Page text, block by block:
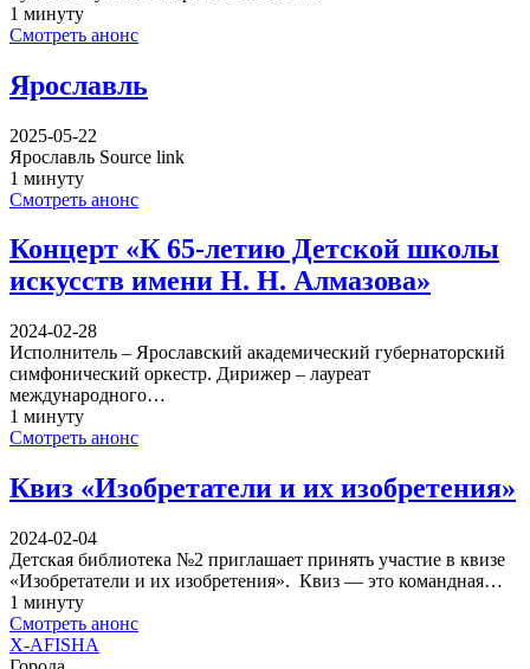
1 минуту
Смотреть анонс
Ярославль
2025-05-22
Ярославль Source link
1 минуту
Смотреть анонс
Концерт «К 65-летию Детской школы
искусств имени Н. Н. Алмазова»
2024-02-28
Исполнитель – Ярославский академический губернаторский
симфонический оркестр. Дирижер – лауреат
международного…
1 минуту
Смотреть анонс
Квиз «Изобретатели и их изобретения»
2024-02-04
Детская библиотека №2 приглашает принять участие в квизе
«Изобретатели и их изобретения». Квиз — это командная…
1 минуту
Смотреть анонс
X-AFISHA